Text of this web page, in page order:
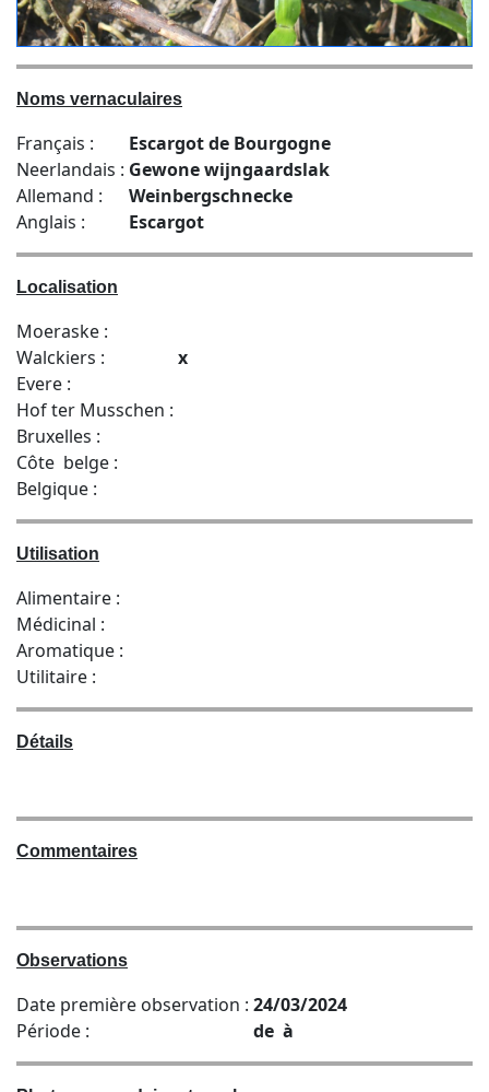
Noms vernaculaires
Français :
Escargot de Bourgogne
Neerlandais : Gewone wijngaardslak
Allemand :
Weinbergschnecke
Anglais :
Escargot
Localisation
Moeraske :
Walckiers :
x
Evere :
Hof ter Musschen :
Bruxelles :
Côte belge :
Belgique :
Utilisation
Alimentaire :
Médicinal :
Aromatique :
Utilitaire :
Détails
Commentaires
Observations
Date première observation : 24/03/2024
Période :
de à